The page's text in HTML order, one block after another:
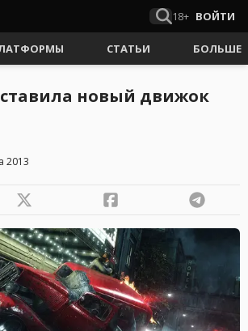
18+ ВОЙТИ
СТАТЬИ БОЛЬШЕ
новый движок
2013